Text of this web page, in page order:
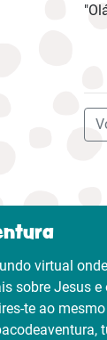
virtual
sobre Jesus e
te ao mesmo